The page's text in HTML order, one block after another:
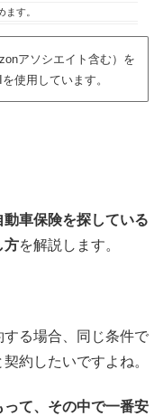
ます。
アソシエイト含む）を
使用しています。
車保険を探している
方を解説します。
る場合、同じ条件で
約したいですよね。
て、その中で一番安